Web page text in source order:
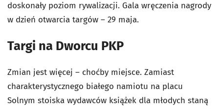
doskonały poziom rywalizacji. Gala wręczenia nagrody
w dzień otwarcia targów – 29 maja.
Targi na Dworcu PKP
Zmian jest więcej – choćby miejsce. Zamiast
charakterystycznego białego namiotu na placu
Solnym stoiska wydawców książek dla młodych staną